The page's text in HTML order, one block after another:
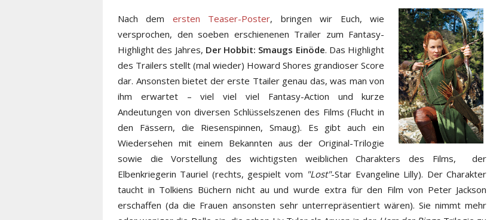
Nach dem ersten Teaser-Poster, bringen wir Euch, wie
versprochen, den soeben erschienenen Trailer zum Fantasy-
Highlight des Jahres, Der Hobbit: Smaugs Einöde. Das Highlight
des Trailers stellt (mal wieder) Howard Shores grandioser Score
dar. Ansonsten bietet der erste Ttailer genau das, was man von
ihm erwartet – viel viel viel Fantasy-Action und kurze
Andeutungen von diversen Schlüsselszenen des Films (Flucht in
den Fässern, die Riesenspinnen, Smaug). Es gibt auch ein
Wiedersehen mit einem Bekannten aus der Original-Trilogie
sowie die Vorstellung des wichtigsten weiblichen Charakters des Films, der
Elbenkriegerin Tauriel (rechts, gespielt vom "Lost"-Star Evangeline Lilly). Der Charakter
taucht in Tolkiens Büchern nicht au und wurde extra für den Film von Peter Jackson
erschaffen (da die Frauen ansonsten sehr unterrepräsentiert wären). Sie nimmt mehr